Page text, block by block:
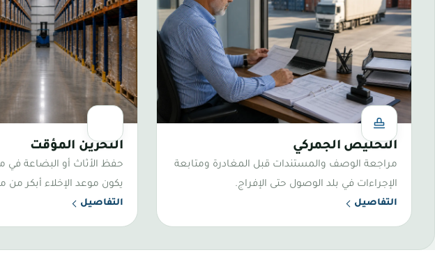
مستندات ومتابعة
التخليص الجمركي
مراجعة الوصف والمستندات قبل المغادرة ومتابعة
الإجراءات في بلد الوصول حتى الإفراج.
التفاصيل
بين الإخلاء والسفر
التخزين المؤقت
حفظ الأثاث أو البضاعة
يكون موعد الإخلاء أبكر من
التفاصيل